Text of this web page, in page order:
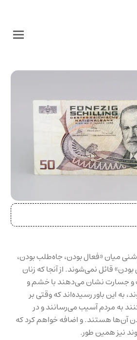
میان «فعال بودن، جاه‌طلب بودن،
قائل نمی‌شوند. از آنجا که زنان
و جسارت نشان می‌دهند با خشم و
به این باور رسیده‌اند که وقتی بر
به مردم آسیب می‌رسانند و در
آن‌ها هستند. و اضافه خواهم کرد که
نیز همین طور.